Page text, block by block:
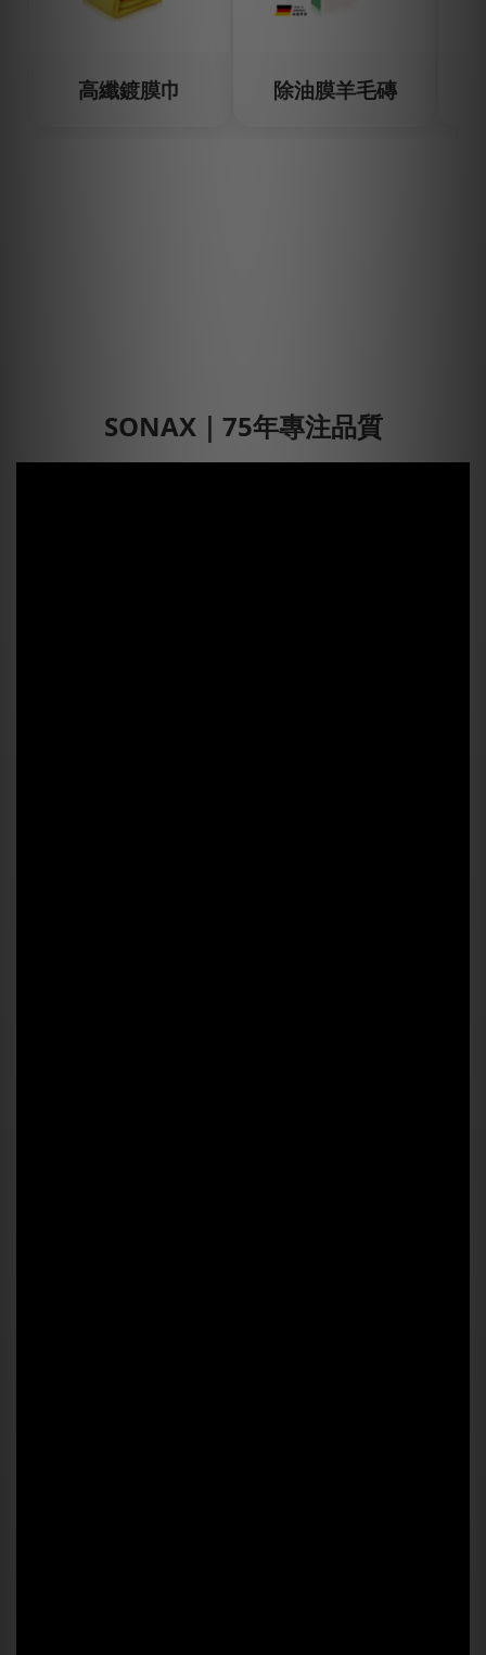
高纖鍍膜巾 除油膜羊毛磚
SONAX｜75年專注品質